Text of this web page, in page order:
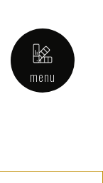
menu